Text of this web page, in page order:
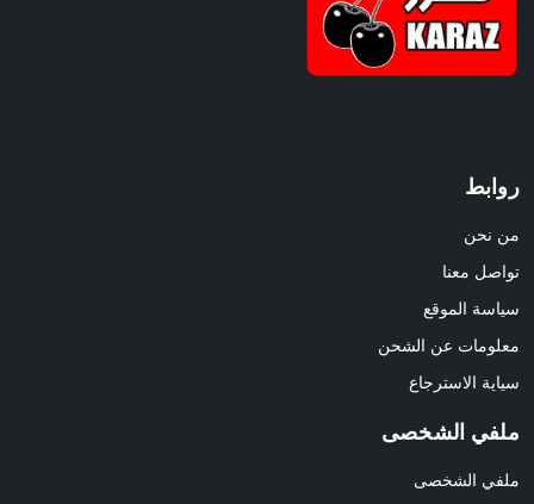
روابط
من نحن
تواصل معنا
سياسة الموقع
معلومات عن الشحن
سياية الاسترجاع
ملفي الشخصى
ملفي الشخصى